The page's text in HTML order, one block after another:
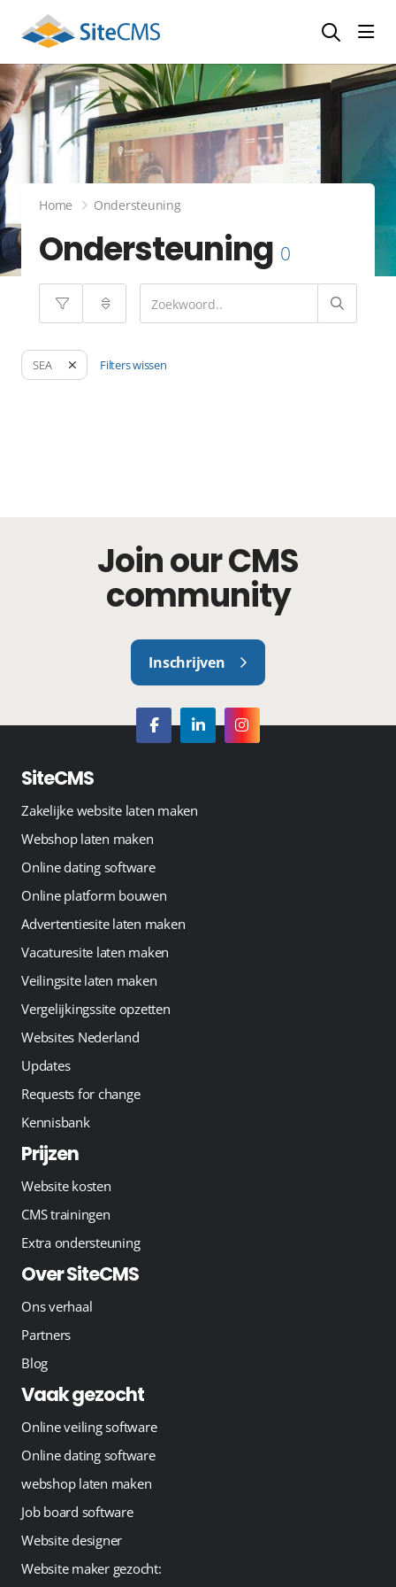
Home Ondersteuning
Ondersteuning 0
SEA Filters wissen
Join our CMS
community
Inschrijven
SiteCMS
Zakelijke website laten maken
Webshop laten maken
Online dating software
Online platform bouwen
Advertentiesite laten maken
Vacaturesite laten maken
Veilingsite laten maken
Vergelijkingssite opzetten
Websites Nederland
Updates
Requests for change
Kennisbank
Prijzen
Website kosten
CMS trainingen
Extra ondersteuning
Over SiteCMS
Ons verhaal
Partners
Blog
Vaak gezocht
Online veiling software
Online dating software
webshop laten maken
Job board software
Website designer
Website maker gezocht: